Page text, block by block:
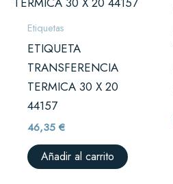
Etiquetas
ETIQUETA
TRANSFERENCIA
TERMICA 30 X 20
44157
46,35€
Añadir al carrito